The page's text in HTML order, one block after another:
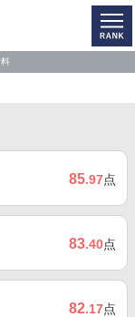
85.97点
83.40点
82.17点